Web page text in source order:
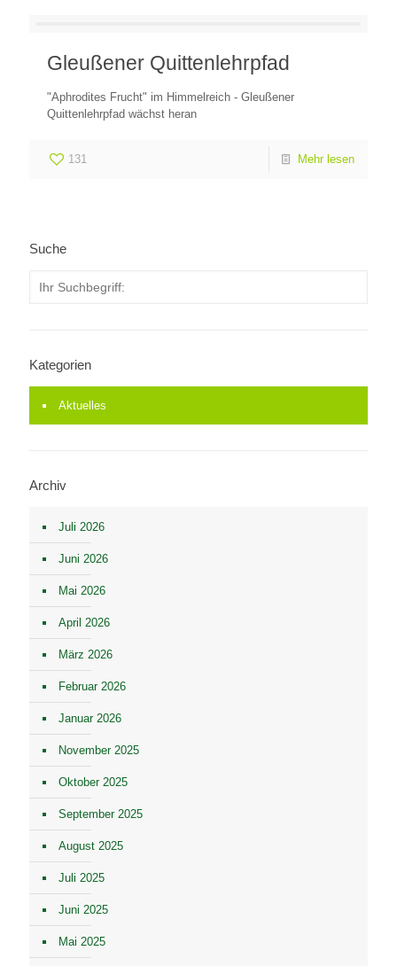
Gleußener Quittenlehrpfad
"Aphrodites Frucht" im Himmelreich - Gleußener
Quittenlehrpfad wächst heran
131 Mehr lesen
Suche
Kategorien
Aktuelles
Archiv
Juli 2026
Juni 2026
Mai 2026
April 2026
März 2026
Februar 2026
Januar 2026
November 2025
Oktober 2025
September 2025
August 2025
Juli 2025
Juni 2025
Mai 2025